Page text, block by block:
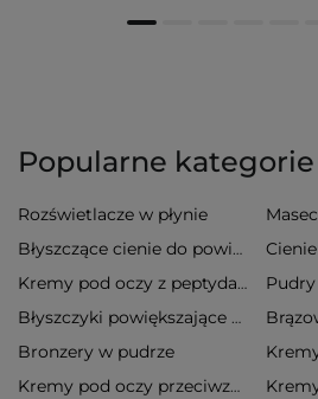
Popularne kategorie
Rozświetlacze w płynie
Błyszczące cienie do powiek
Kremy pod oczy z peptydami
Błyszczyki powiększające usta
Bronzery w pudrze
Kremy pod oczy przeciwzmarszczkowe